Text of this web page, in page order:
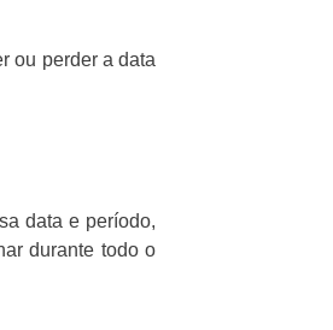
ou perder a data
data e período,
durante todo o